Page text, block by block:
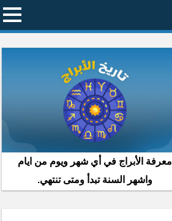
معرفة الأبراج في أي شهر ويوم من ايام
واشهر السنة تبدأ ومتى تنتهي.